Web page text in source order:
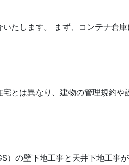
たします。 まず、コンテナ倉
とは異なり、建物の管理規約
の壁下地工事と天井下地工事